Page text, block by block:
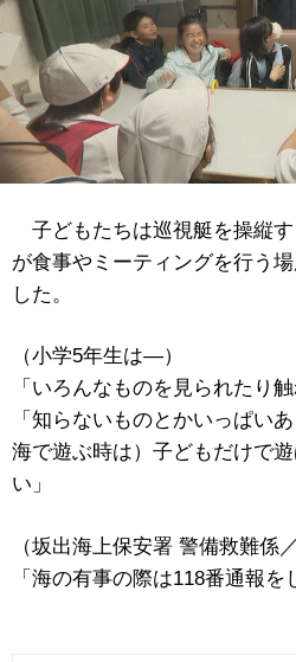
子どもたちは巡視艇を操縦
が食事やミーティングを行う
した。
（小学5年生は―）
「いろんなものを見られたり
「知らないものとかいっぱい
海で遊ぶ時は）子どもだけで
い」
（坂出海上保安署 警備救難係
「海の有事の際は118番通報を